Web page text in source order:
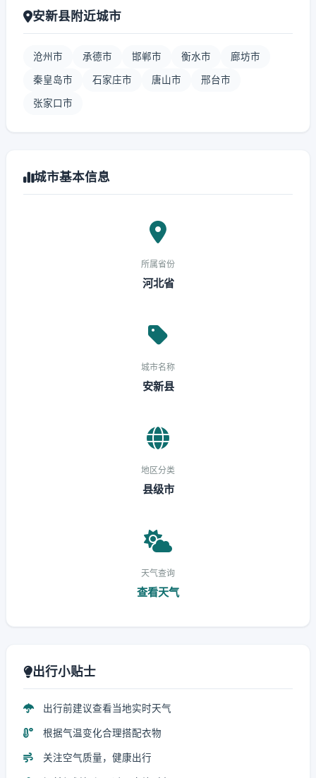
安新县附近城市
沧州市 承德市 邯郸市 衡水市 廊坊市
秦皇岛市 石家庄市 唐山市 邢台市
张家口市
城市基本信息
所属省份
河北省
城市名称
安新县
地区分类
县级市
天气查询
查看天气
出行小贴士
出行前建议查看当地实时天气
根据气温变化合理搭配衣物
关注空气质量，健康出行